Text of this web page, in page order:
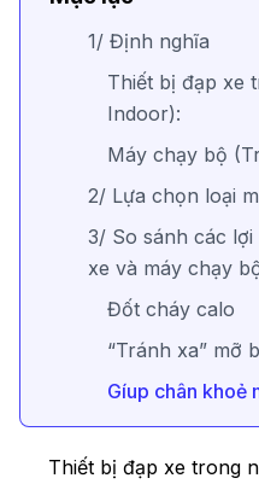
1/ Định nghĩa
Thiết bị đạp xe
Indoor):
Máy chạy bộ
2/ Lựa chọn loại
3/ So sánh các
xe và máy chạy
Đốt cháy calo
“Tránh xa” mỡ
Gíup chân khoẻ
Thiết bị đạp xe trong